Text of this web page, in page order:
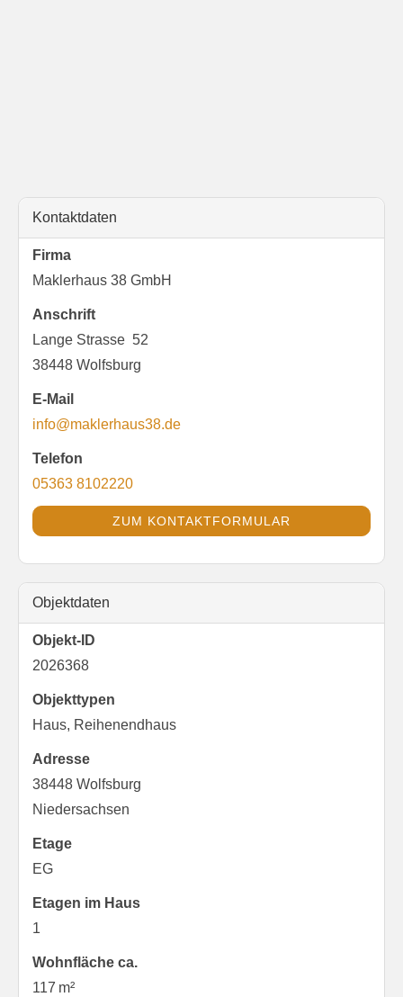
Kontaktdaten
Firma
Maklerhaus 38 GmbH
Anschrift
Lange Strasse 52
38448 Wolfsburg
E-Mail
info@maklerhaus38.de
Telefon
05363 8102220
ZUM KONTAKTFORMULAR
Objektdaten
Objekt-ID
2026368
Objekttypen
Haus, Reihenendhaus
Adresse
38448 Wolfsburg
Niedersachsen
Etage
EG
Etagen im Haus
1
Wohnfläche ca.
117 m²